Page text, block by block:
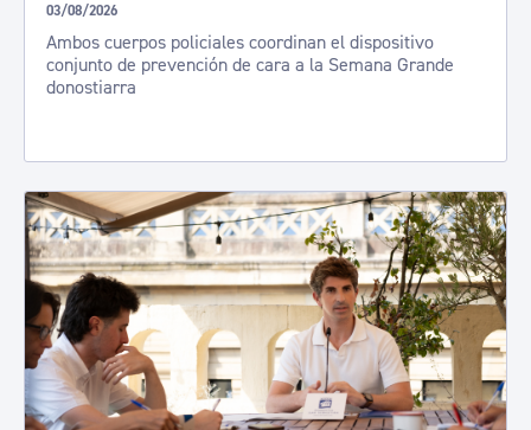
03/08/2026
Ambos cuerpos policiales coordinan el dispositivo
conjunto de prevención de cara a la Semana Grande
donostiarra